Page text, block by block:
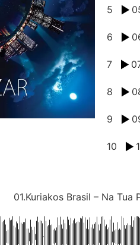
5
6
7
8
9
10
01.Kuriakos Brasil – Na Tua